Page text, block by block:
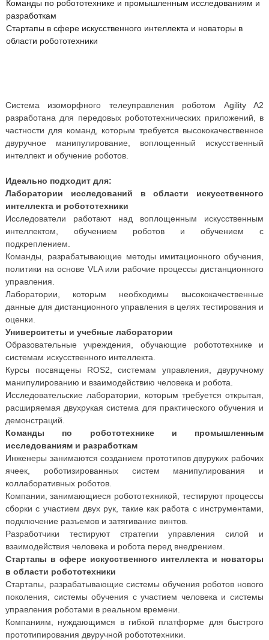
Команды по робототехнике и промышленным исследованиям и
разработкам
Стартапы в сфере искусственного интеллекта и новаторы в
области робототехники
Система изоморфного телеуправления роботом Agility A2
разработана для передовых робототехнических приложений, в
частности для команд, которым требуется высококачественное
двуручное манипулирование, воплощенный искусственный
интеллект и обучение роботов.
Идеально подходит для:
Лаборатории исследований в области искусственного
интеллекта и робототехники
Исследователи работают над воплощенным искусственным
интеллектом, обучением роботов и обучением с
подкреплением.
Команды, разрабатывающие методы имитационного обучения,
политики на основе VLA или рабочие процессы дистанционного
управления.
Лаборатории, которым необходимы высококачественные
данные для дистанционного управления в целях тестирования и
оценки.
Университеты и учебные лаборатории
Образовательные учреждения, обучающие робототехнике и
системам искусственного интеллекта.
Курсы посвящены ROS2, системам управления, двуручному
манипулированию и взаимодействию человека и робота.
Исследовательские лаборатории, которым требуется открытая,
расширяемая двухрукая система для практического обучения и
демонстраций.
Команды по робототехнике и промышленным
исследованиям и разработкам
Инженеры занимаются созданием прототипов двуруких рабочих
ячеек, роботизированных систем манипулирования и
коллаборативных роботов.
Компании, занимающиеся робототехникой, тестируют процессы
сборки с участием двух рук, такие как работа с инструментами,
подключение разъемов и затягивание винтов.
Разработчики тестируют стратегии управления силой и
взаимодействия человека и робота перед внедрением.
Стартапы в сфере искусственного интеллекта и новаторы
в области робототехники
Стартапы, разрабатывающие системы обучения роботов нового
поколения, системы обучения с участием человека и системы
управления роботами в реальном времени.
Компаниям, нуждающимся в гибкой платформе для быстрого
прототипирования двуручной робототехники.